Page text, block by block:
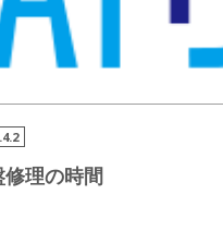
修理の時間